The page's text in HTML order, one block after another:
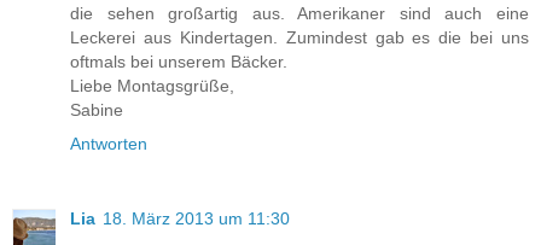
die sehen großartig aus. Amerikaner sind auch eine
Leckerei aus Kindertagen. Zumindest gab es die bei uns
oftmals bei unserem Bäcker.
Liebe Montagsgrüße,
Sabine
Antworten
Lia 18. März 2013 um 11:30